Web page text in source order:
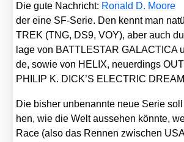
Die gute Nach­richt: Ronald D. Moo­re
der eine SF-Serie. Den kennt man
TREK (TNG, DS9, VOY), aber auch
la­ge von BATTLESTAR GALACTICA
de, sowie von HELIX, neu­er­dings
PHILIP K. DICK’S ELECTRIC
Die bis­her unbe­nann­te neue Serie
hen, wie die Welt aus­se­hen könn­te,
Race (also das Ren­nen zwi­schen